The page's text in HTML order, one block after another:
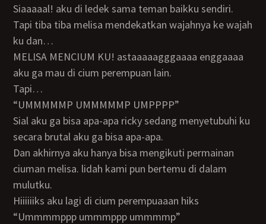
siaaaaal! aku di ledek sama teman baikku sendiri.
tapi tiba tiba melisa mendekatkan wajahnya ke wajah
ku dan…
MELISA MENCIUM KU! astaaaaagggaaaa enggaaaa
aku ga mau di cium perempuan lain.
tapi…
“UMMMMMP UMMMMMP UMPPPP”
sial aku ga bisa apa-apa ricky sedang menyetubuhi ku
secara brutal aku ga bisa apa-apa.
dan akhirnya aku hanya bisa mengikuti permainan
ciuman melisa. lidah kami pun bertemu di dalam
mulutku.
Hiiiiiiks aku lagi di cium perempuaaan hiks
“ummmmppp ummmppp ummmmp”